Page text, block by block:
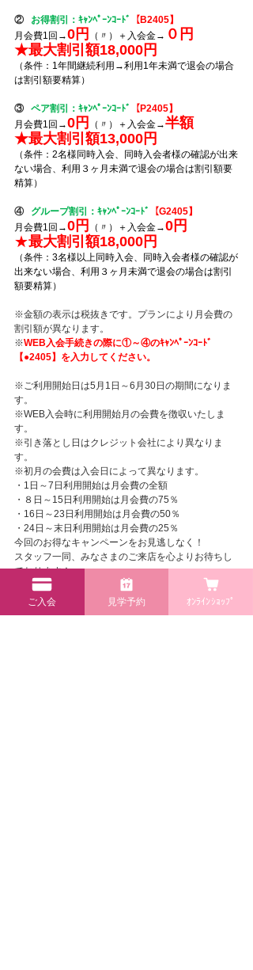
② お得割引：ｷｬﾝﾍﾟｰﾝｺｰﾄﾞ
【B2405】
月会費1回→0円 （〃）＋入会金→ ０円
★最大割引額18,000円
（条件：1年間継続利用→利用1年未満で退会の場合
は割引額要精算）
③ ペア割引：ｷｬﾝﾍﾟｰﾝｺｰﾄﾞ
【P2405】
月会費1回→0円 （〃）＋入会金→半額
★最大割引額13,000円
（条件：2名様同時入会、同時入会者様の確認が出来
ない場合、利用３ヶ月未満で退会の場合は割引額要
精算）
④ グループ割引：ｷｬﾝﾍﾟｰﾝｺｰﾄﾞ
【G2405】
月会費1回→0円 （〃）＋入会金→0円
★最大割引額18,000円
（条件：3名様以上同時入会、同時入会者様の確認が
出来ない場合、利用３ヶ月未満で退会の場合は割引
額要精算）
※金額の表示は税抜きです。プランにより月会費の
割引額が異なります。
※WEB入会手続きの際に①～④のｷｬﾝﾍﾟｰﾝｺｰﾄﾞ
【●2405】を入力してください。
※ご利用開始日は5月1日～6月30日の期間になりま
す。
※WEB入会時に利用開始月の会費を徴収いたしま
す。
※引き落とし日はクレジット会社により異なりま
す。
※初月の会費は入会日によって異なります。
・1日～7日利用開始は月会費の全額
・８日～15日利用開始は月会費の75％
・16日～23日利用開始は月会費の50％
・24日～末日利用開始は月会費の25％
今回のお得なキャンペーンをお見逃しなく！
スタッフ一同、みなさまのご来店を心よりお待ちし
ております！
ご不明な点がございましたら下記までお問い合わせ
ください。
Miracle Candy Club高砂店　079－490-6777
ご入会 見学予約 ｵﾝﾗｲﾝｼｮｯﾌﾟ